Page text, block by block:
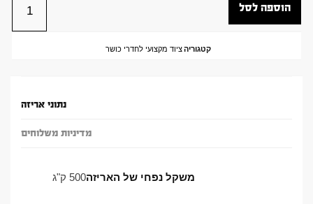
הוספה לסל
קטגוריהציוד מקצועי לחדרי כושר
נתוני אריזה
מדיניות משלוחים
משקל נפחי של האריזה500 ק"ג